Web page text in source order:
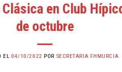
en Club
de octubre
EL 04/10/2022 POR SECRETARIA FHMURCIA